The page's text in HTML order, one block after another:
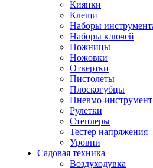
Киянки
Клещи
Наборы
Наборы ключей
Ножницы
Ножовки
Отвертки
Пистолеты
Плоскогубцы
Пневмо-инструмент
Рулетки
Степлеры
Тестер напряжения
Уровни
Садовая техника
Воздуходувка